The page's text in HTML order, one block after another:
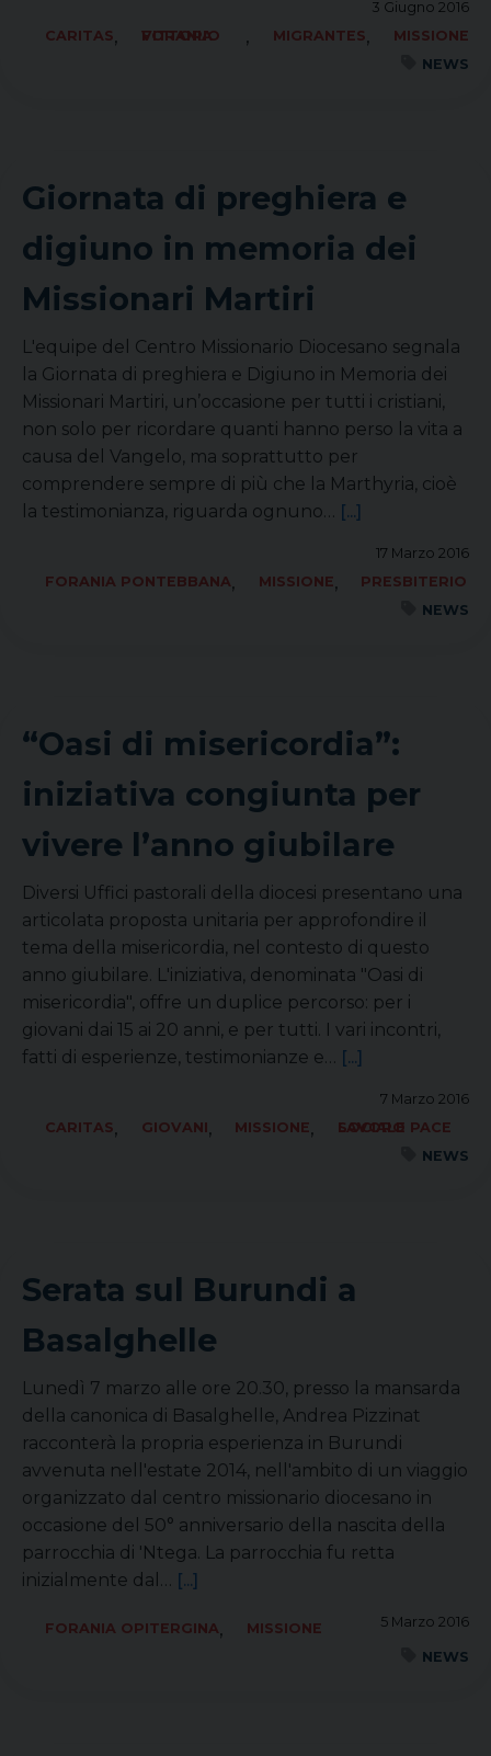
3 Giugno 2016
CARITAS, FORANIA VITTORIO , MIGRANTES,
MISSIONE
NEWS
Giornata di preghiera e
digiuno in memoria dei
Missionari Martiri
L'equipe del Centro Missionario Diocesano segnala
la Giornata di preghiera e Digiuno in Memoria dei
Missionari Martiri, un’occasione per tutti i cristiani,
non solo per ricordare quanti hanno perso la vita a
causa del Vangelo, ma soprattutto per
comprendere sempre di più che la Marthyria, cioè
la testimonianza, riguarda ognuno… [...]
17 Marzo 2016
FORANIA PONTEBBANA, MISSIONE,
PRESBITERIO
NEWS
“Oasi di misericordia”:
iniziativa congiunta per
vivere l’anno giubilare
Diversi Uffici pastorali della diocesi presentano una
articolata proposta unitaria per approfondire il
tema della misericordia, nel contesto di questo
anno giubilare. L'iniziativa, denominata "Oasi di
misericordia", offre un duplice percorso: per i
giovani dai 15 ai 20 anni, e per tutti. I vari incontri,
fatti di esperienze, testimonianze e… [...]
7 Marzo 2016
CARITAS, GIOVANI, MISSIONE,
SOCIALE LAVORO PACE
NEWS
Serata sul Burundi a
Basalghelle
Lunedì 7 marzo alle ore 20.30, presso la mansarda
della canonica di Basalghelle, Andrea Pizzinat
racconterà la propria esperienza in Burundi
avvenuta nell'estate 2014, nell'ambito di un viaggio
organizzato dal centro missionario diocesano in
occasione del 50° anniversario della nascita della
parrocchia di 'Ntega. La parrocchia fu retta
inizialmente dal… [...]
5 Marzo 2016
FORANIA OPITERGINA,
MISSIONE
NEWS